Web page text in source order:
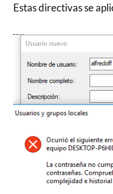
Estas directivas se